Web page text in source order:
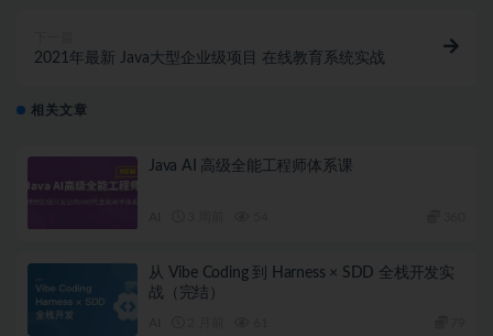
2021年最新 Java大型企业级项目 在线教育系统实战
相关文章
Java AI 高级全能工程师体系课
从 Vibe Coding 到 Harness × SDD 全栈开发实
战（完结）